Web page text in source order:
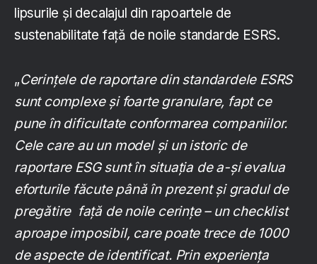
lipsurile și decalajul din rapoartele de
sustenabilitate față de noile standarde ESRS.
„Cerințele de raportare din standardele ESRS
sunt complexe și foarte granulare, fapt ce
pune în dificultate conformarea companiilor.
Cele care au un model și un istoric de
raportare ESG sunt în situația de a-și evalua
eforturile făcute până în prezent și gradul de
pregătire față de noile cerințe – un checklist
aproape imposibil, care poate trece de 1000
de aspecte de identificat. Prin experiența